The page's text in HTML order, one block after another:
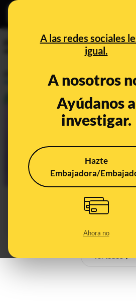
A las redes sociales
igual.
A nosotros
Ayúdanos a
investigar.
Hazte
Embajadora/
Ahora no
retrovirus
¿Qué tipos de PCR se
Ver todos